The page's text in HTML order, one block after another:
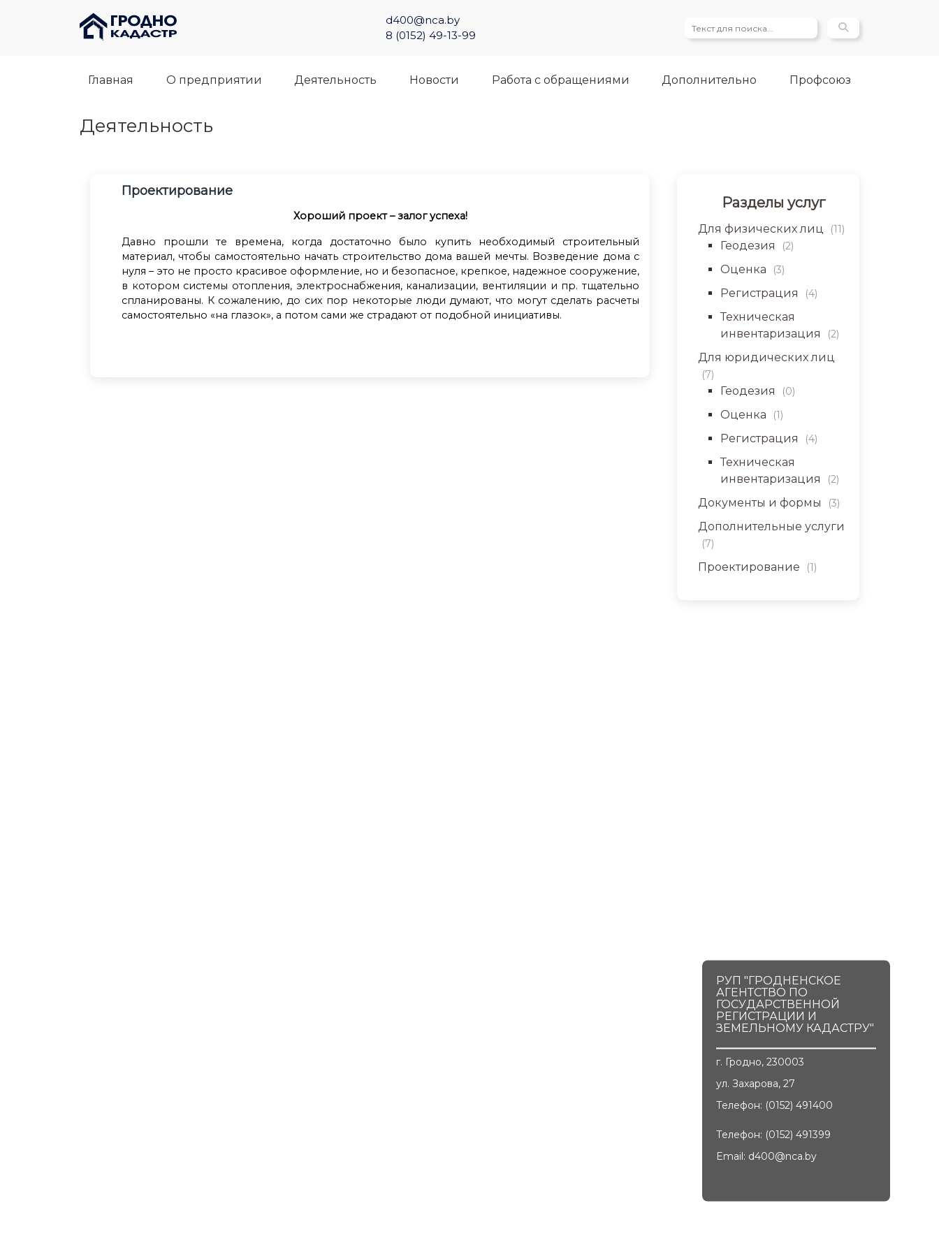
d400@nca.by
8 (0152) 49-13-99
Главная О предприятии Деятельность Новости Работа с обращениями Дополнительно Профсоюз
Деятельность
Проектирование
Хороший проект – залог успеха!
Давно прошли те времена, когда достаточно было купить необходимый строительный
материал, чтобы самостоятельно начать строительство дома вашей мечты. Возведение дома с
нуля – это не просто красивое оформление, но и безопасное, крепкое, надежное сооружение,
в котором системы отопления, электроснабжения, канализации, вентиляции и пр. тщательно
спланированы. К сожалению, до сих пор некоторые люди думают, что могут сделать расчеты
самостоятельно «на глазок», а потом сами же страдают от подобной инициативы.
Разделы услуг
Для физических лиц (11)
Геодезия (2)
Оценка (3)
Регистрация (4)
Техническая
инвентаризация
(2)
Для юридических лиц
(7)
Геодезия (0)
Оценка (1)
Регистрация (4)
Техническая
инвентаризация
(2)
Документы и формы (3)
Дополнительные услуги
(7)
Проектирование (1)
РУП "ГРОДНЕНСКОЕ
АГЕНТСТВО ПО
ГОСУДАРСТВЕННОЙ
РЕГИСТРАЦИИ И
ЗЕМЕЛЬНОМУ КАДАСТРУ"
г. Гродно, 230003
ул. Захарова, 27
Телефон: (0152) 491400
Телефон: (0152) 491399
Email: d400@nca.by